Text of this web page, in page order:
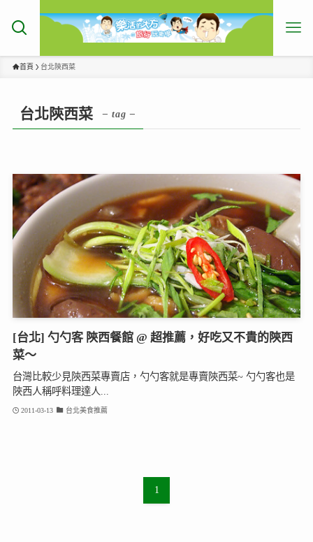
首頁 台北陝西菜
台北陝西菜 – tag –
[台北] 勺勺客 陝西餐館 @ 超推薦，好吃又不貴的陝西
菜～
台灣比較少見陝西菜專賣店，勺勺客就是專賣陝西菜~ 勺勺客也是
陜西人稱呼料理達人...
2011-03-13 台北美食推薦
1